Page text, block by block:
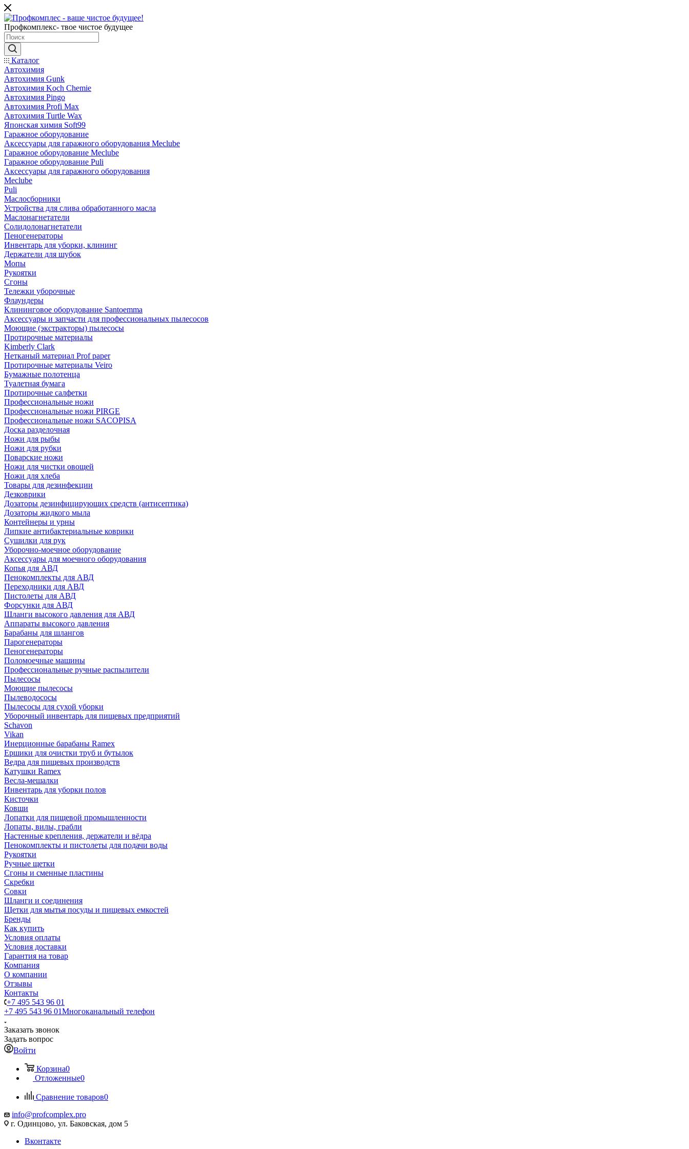
Профкомплекс- твое чистое будущее
Каталог
Автохимия
Автохимия Gunk
Автохимия Koch Chemie
Автохимия Pingo
Автохимия Profi Max
Автохимия Turtle Wax
Японская химия Soft99
Гаражное оборудование
Аксессуары для гаражного оборудования Meclube
Гаражное оборудование Meclube
Гаражное оборудование Puli
Аксессуары для гаражного оборудования
Meclube
Puli
Маслосборники
Устройства для слива обработанного масла
Маслонагнетатели
Солидолонагнетатели
Пеногенераторы
Инвентарь для уборки, клининг
Держатели для шубок
Мопы
Рукоятки
Сгоны
Тележки уборочные
Флаундеры
Клининговое оборудование Santoemma
Аксессуары и запчасти для профессиональных пылесосов
Моющие (экстракторы) пылесосы
Протирочные материалы
Kimberly Clark
Нетканый материал Prof paper
Протирочные материалы Veiro
Бумажные полотенца
Туалетная бумага
Протирочные салфетки
Профессиональные ножи
Профессиональные ножи PIRGE
Профессиональные ножи SACOPISA
Доска разделочная
Ножи для рыбы
Ножи для рубки
Поварские ножи
Ножи для чистки овощей
Ножи для хлеба
Товары для дезинфекции
Дезковрики
Дозаторы дезинфицирующих средств (антисептика)
Дозаторы жидкого мыла
Контейнеры и урны
Липкие антибактериальные коврики
Сушилки для рук
Уборочно-моечное оборудование
Аксессуары для моечного оборудования
Копья для АВД
Пенокомплекты для АВД
Переходники для АВД
Пистолеты для АВД
Форсунки для АВД
Шланги высокого давления для АВД
Аппараты высокого давления
Барабаны для шлангов
Парогенераторы
Пеногенераторы
Поломоечные машины
Профессиональные ручные распылители
Пылесосы
Моющие пылесосы
Пылеводососы
Пылесосы для сухой уборки
Уборочный инвентарь для пищевых предприятий
Schavon
Vikan
Инерционные барабаны Ramex
Ершики для очистки труб и бутылок
Ведра для пищевых производств
Катушки Ramex
Весла-мешалки
Инвентарь для уборки полов
Кисточки
Ковши
Лопатки для пищевой промышленности
Лопаты, вилы, грабли
Настенные крепления, держатели и вёдра
Пенокомплекты и пистолеты для подачи воды
Рукоятки
Ручные щетки
Сгоны и сменные пластины
Скребки
Совки
Шланги и соединения
Щетки для мытья посуды и пищевых емкостей
Бренды
Как купить
Условия оплаты
Условия доставки
Гарантия на товар
Компания
О компании
Отзывы
Контакты
+7 495 543 96 01
+7 495 543 96 01Многоканальный телефон
Заказать звонок
Задать вопрос
Войти
Корзина0
Отложенные0
Сравнение товаров0
info@profcomplex.pro
г. Одинцово, ул. Баковская, дом 5
Вконтакте